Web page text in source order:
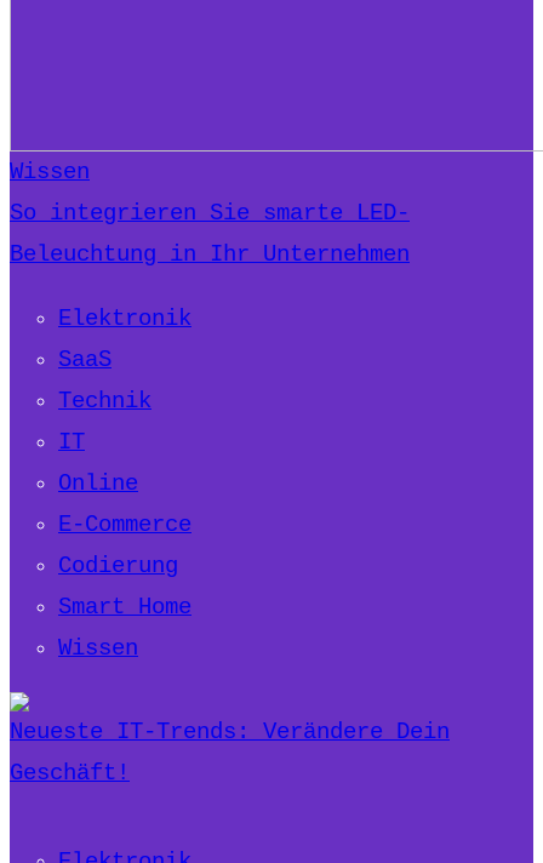
Wissen
So integrieren Sie smarte LED-
Beleuchtung in Ihr Unternehmen
Elektronik
SaaS
Technik
IT
Online
E-Commerce
Codierung
Smart Home
Wissen
Neueste IT-Trends: Verändere Dein
Geschäft!